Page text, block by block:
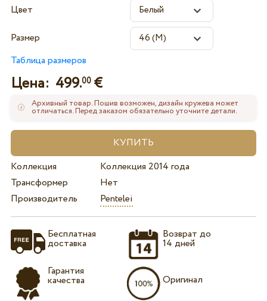
Цвет
Размер
Таблица размеров
Цена: 499.00€
Архивный товар. Пошив возможен, дизайн кружева может
отличаться. Перед заказом обязательно уточните детали.
Коллекция
Коллекция 2014 года
Трансформер
Нет
Производитель
Pentelei
Бесплатная
доставка
Гарантия
качества
Возврат до
14 дней
Оригинал